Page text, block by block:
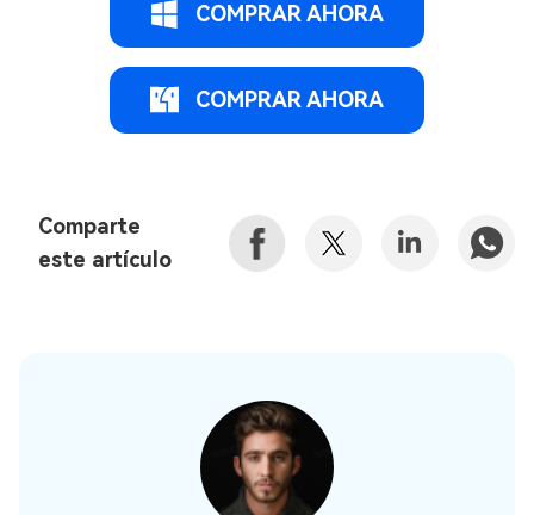
COMPRAR AHORA
COMPRAR AHORA
Comparte
este artículo